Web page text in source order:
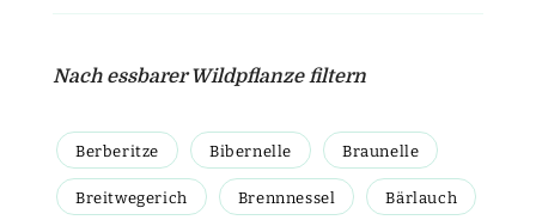
Nach essbarer Wildpflanze filtern
Berberitze Bibernelle Braunelle
Breitwegerich Brennnessel Bärlauch